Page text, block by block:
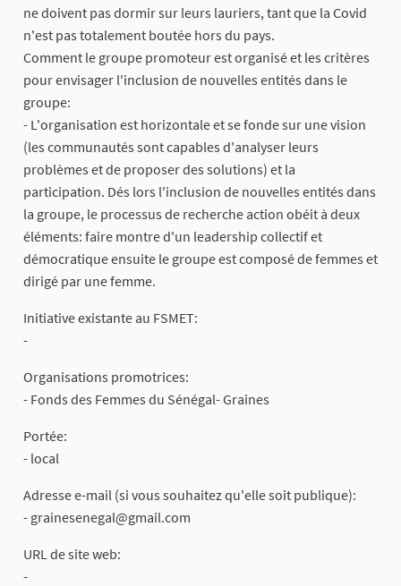
ne doivent pas dormir sur leurs lauriers, tant que la Covid
n'est pas totalement boutée hors du pays.
Comment le groupe promoteur est organisé et les critères
pour envisager l'inclusion de nouvelles entités dans le
groupe:
- L'organisation est horizontale et se fonde sur une vision
(les communautés sont capables d'analyser leurs
problèmes et de proposer des solutions) et la
participation. Dés lors l'inclusion de nouvelles entités dans
la groupe, le processus de recherche action obéit à deux
éléments: faire montre d'un leadership collectif et
démocratique ensuite le groupe est composé de femmes et
dirigé par une femme.
Initiative existante au FSMET:
-
Organisations promotrices:
- Fonds des Femmes du Sénégal- Graines
Portée:
- local
Adresse e-mail (si vous souhaitez qu'elle soit publique):
- grainesenegal@gmail.com
URL de site web:
-